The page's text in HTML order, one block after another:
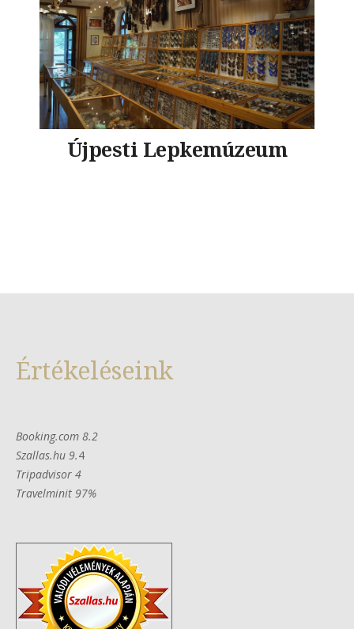
Újpesti Lepkemúzeum
Értékeléseink
Booking.com 8.2
Szallas.hu 9.4
Tripadvisor 4
Travelminit 97%